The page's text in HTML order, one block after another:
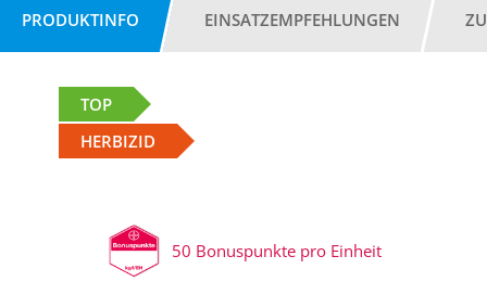
PRODUKTINFO EINSATZEMPFEHLUNGEN
TOP
HERBIZID
50 Bonuspunkte pro Einheit